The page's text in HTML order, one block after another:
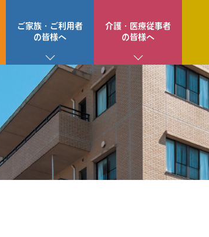
ご家族・ご利用者
の皆様へ
介護・医療従事者
の皆様へ